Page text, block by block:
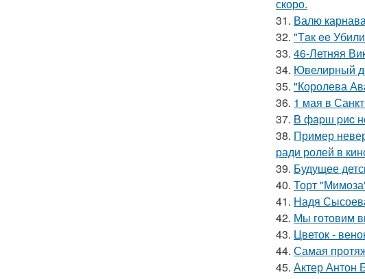
скоро.
31. Валю
32. "Тaк ee
33. 46-Летняя
34. Ювелирный
35. "Королева
36. 1 мая в
37. B фapш pиc
38. Пример
ради ролей в
39. Будущее
40. Торт
41. Надя
42. Мы готовим
43. Цветок -
44. Самая
45. Актер Антон